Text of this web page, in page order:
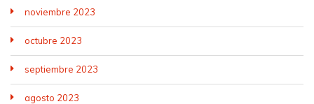
noviembre 2023
octubre 2023
septiembre 2023
agosto 2023